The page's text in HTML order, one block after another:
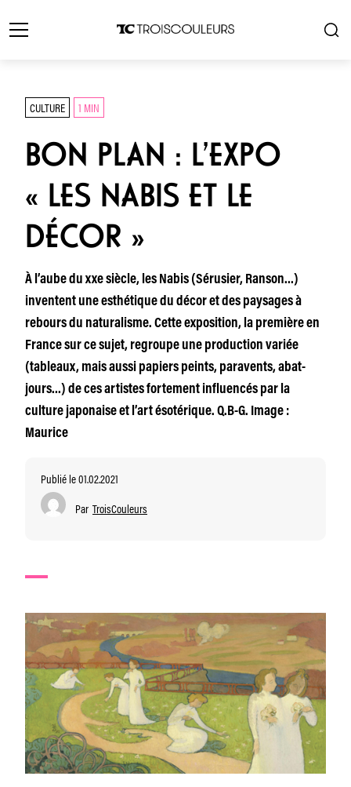
CULTURE 1 MIN
BON PLAN : L’EXPO
« LES NABIS ET LE
DÉCOR »
À l’aube du xxe siècle, les Nabis (Sérusier, Ranson…)
inventent une esthétique du décor et des paysages à
rebours du naturalisme. Cette exposition, la première en
France sur ce sujet, regroupe une production variée
(tableaux, mais aussi papiers peints, paravents, abat-
jours…) de ces artistes fortement influencés par la
culture japonaise et l’art ésotérique. Q.B-G. Image :
Maurice
Publié le 01.02.2021
Par TroisCouleurs